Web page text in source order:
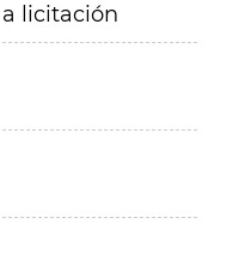
licitación